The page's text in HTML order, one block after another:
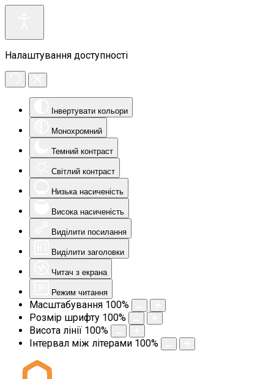
Налаштування доступності
Інвертувати кольори
Монохромний
Темний контраст
Світлий контраст
Низька насиченість
Висока насиченість
Виділити посилання
Виділити заголовки
Читач з екрана
Режим читання
Масштабування 100%
Розмір шрифту 100%
Висота лінії 100%
Інтервал між літерами 100%